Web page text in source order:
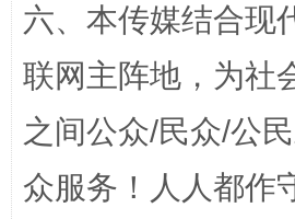
“蜀中异人”王建安的艺术幻境
六、本传媒结合现
联网主阵地，为社
之间公众/民众/公
众服务！人人都作